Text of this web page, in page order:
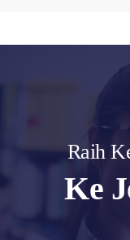
Raih
Ke